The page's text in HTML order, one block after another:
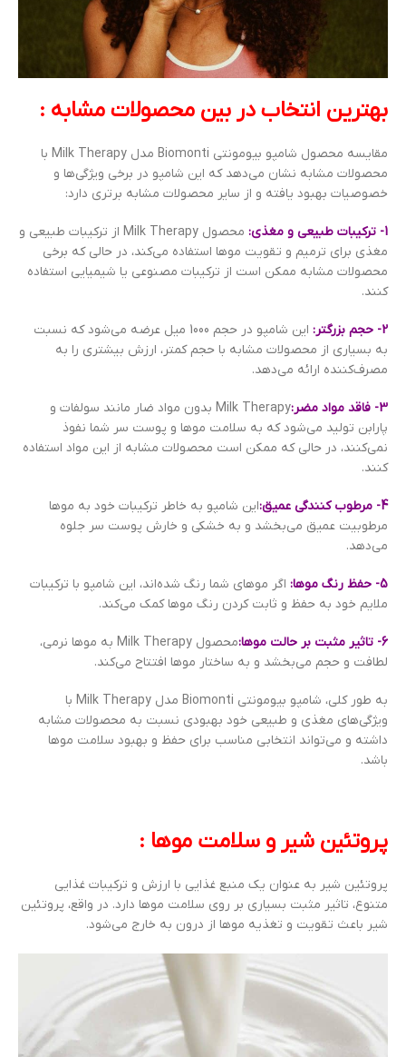
بهترین انتخاب در بین محصولات مشابه :
مقایسه محصول شامپو بیومونتی Biomonti مدل Milk Therapy با
محصولات مشابه نشان می‌دهد که این شامپو در برخی ویژگی‌ها و
خصوصیات بهبود یافته و از سایر محصولات مشابه برتری دارد:
1- ترکیبات طبیعی و مغذی:
محصول Milk Therapy از ترکیبات طبیعی و
مغذی برای ترمیم و تقویت موها استفاده می‌کند، در حالی که برخی
محصولات مشابه ممکن است از ترکیبات مصنوعی یا شیمیایی استفاده
کنند.
2- حجم بزرگتر:
این شامپو در حجم 1000 میل عرضه می‌شود که نسبت
به بسیاری از محصولات مشابه با حجم کمتر، ارزش بیشتری را به
مصرف‌کننده ارائه می‌دهد.
3- فاقد مواد مضر:
Milk Therapy بدون مواد ضار مانند سولفات و
پارابن تولید می‌شود که به سلامت موها و پوست سر شما نفوذ
نمی‌کنند، در حالی که ممکن است محصولات مشابه از این مواد استفاده
کنند.
4- مرطوب کنندگی عمیق:
این شامپو به خاطر ترکیبات خود به موها
مرطوبیت عمیق می‌بخشد و به خشکی و خارش پوست سر جلوه
می‌دهد.
5- حفظ رنگ موها:
اگر موهای شما رنگ شده‌اند، این شامپو با ترکیبات
ملایم خود به حفظ و ثابت کردن رنگ موها کمک می‌کند.
6- تاثیر مثبت بر حالت موها:
محصول Milk Therapy به موها نرمی،
لطافت و حجم می‌بخشد و به ساختار موها افتتاح می‌کند.
به طور کلی، شامپو بیومونتی Biomonti مدل Milk Therapy با
ویژگی‌های مغذی و طبیعی خود بهبودی نسبت به محصولات مشابه
داشته و می‌تواند انتخابی مناسب برای حفظ و بهبود سلامت موها
باشد.
پروتئین شیر و سلامت موها :
پروتئین شیر به عنوان یک منبع غذایی با ارزش و ترکیبات غذایی
متنوع، تاثیر مثبت بسیاری بر روی سلامت موها دارد. در واقع، پروتئین
شیر باعث تقویت و تغذیه موها از درون به خارج می‌شود.